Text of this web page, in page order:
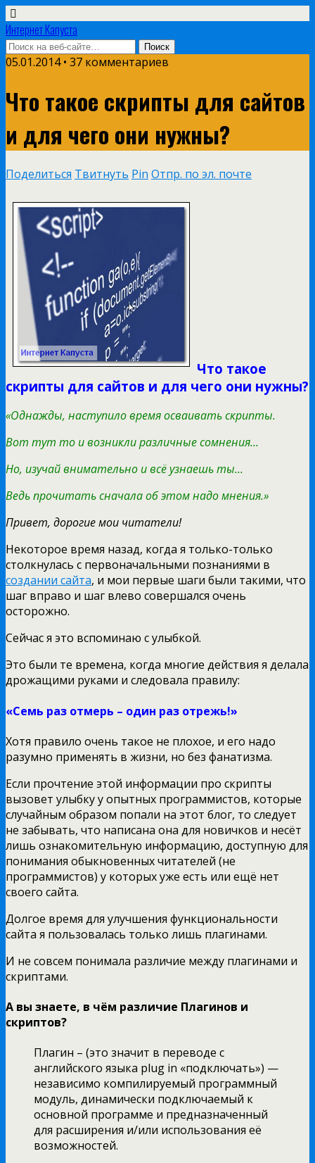
Интернет Капуста
05.01.2014 • 37 комментариев
Что такое скрипты для сайтов
и для чего они нужны?
Поделиться Твитнуть Pin Отпр. по эл. почте
Что такое
скрипты для сайтов и для чего они нужны?
«Однажды, наступило время осваивать скрипты.
Вот тут то и возникли различные сомнения…
Но, изучай внимательно и всё узнаешь ты…
Ведь прочитать сначала об этом надо мнения.»
Привет, дорогие мои читатели!
Некоторое время назад, когда я только-только
столкнулась с первоначальными познаниями в
создании сайта, и мои первые шаги были такими, что
шаг вправо и шаг влево совершался очень
осторожно.
Сейчас я это вспоминаю с улыбкой.
Это были те времена, когда многие действия я делала
дрожащими руками и следовала правилу:
«Семь раз отмерь – один раз отрежь!»
Хотя правило очень такое не плохое, и его надо
разумно применять в жизни, но без фанатизма.
Если прочтение этой информации про скрипты
вызовет улыбку у опытных программистов, которые
случайным образом попали на этот блог, то следует
не забывать, что написана она для новичков и несёт
лишь ознакомительную информацию, доступную для
понимания обыкновенных читателей (не
программистов) у которых уже есть или ещё нет
своего сайта.
Долгое время для улучшения функциональности
сайта я пользовалась только лишь плагинами.
И не совсем понимала различие между плагинами и
скриптами.
А вы знаете, в чём различие Плагинов и
скриптов?
Плагин – (это значит в переводе с
английского языка plug in «подключать») —
независимо компилируемый программный
модуль, динамически подключаемый к
основной программе и предназначенный
для расширения и/или использования её
возможностей.